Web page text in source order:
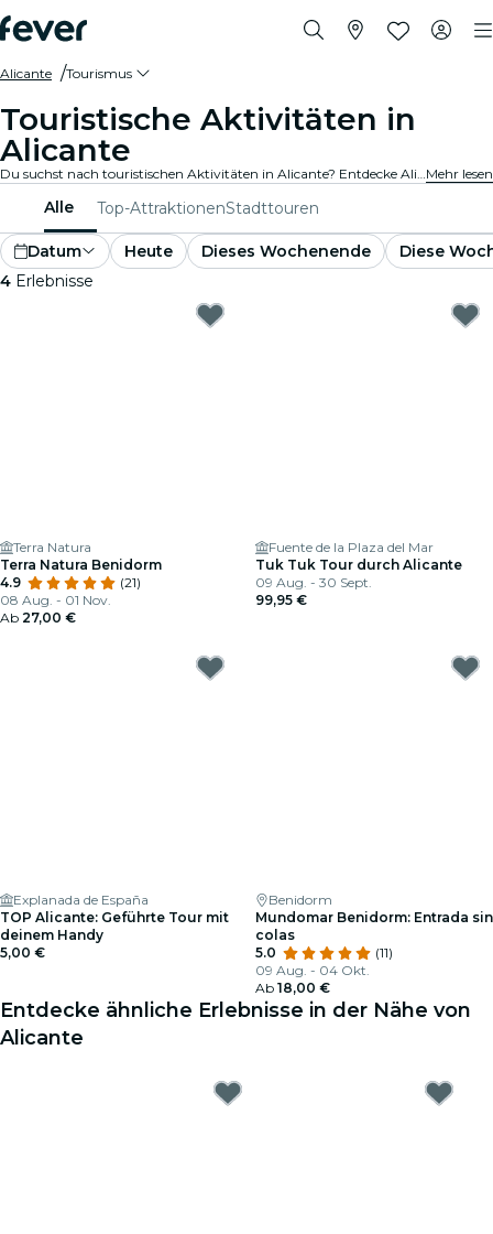
Alicante Tourismus
Touristische Aktivitäten in
Alicante
Du suchst nach touristischen Aktivitäten in Alicante? Entdecke Alicante – mach dich bereit für ein Abenteuer nach dem anderen mit diesen spannenden Erlebnissen, die speziell für Touristen entwickelt wurden. Erlebe das Beste von Alicante !Mehr lesen
Alle Top-AttraktionenStadttouren
Datum Heute Dieses Wochenende
Diese
4 Erlebnisse
Terra Natura
Terra Natura Benidorm
4.9
(21)
08 Aug. - 01 Nov.
Ab 27,00 €
Fuente de la Plaza del Mar
Tuk Tuk Tour durch Alicante
09 Aug. - 30 Sept.
99,95 €
Explanada de España
TOP Alicante: Geführte Tour mit
deinem Handy
5,00 €
Benidorm
Mundomar Benidorm: Entrada sin
colas
5.0
(11)
09 Aug. - 04 Okt.
Ab 18,00 €
Entdecke ähnliche Erlebnisse in der Nähe von
Alicante